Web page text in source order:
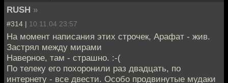
RUSH »
#314 | 10.11.04 23:57
На момент написания этих строчек, Арафат - жив.
Застрял между мирами
Наверное, там - страшно. :-(
По телеку его похоронили раз двадцать, по
интернету - все двести. Особо продвинутые мудаки